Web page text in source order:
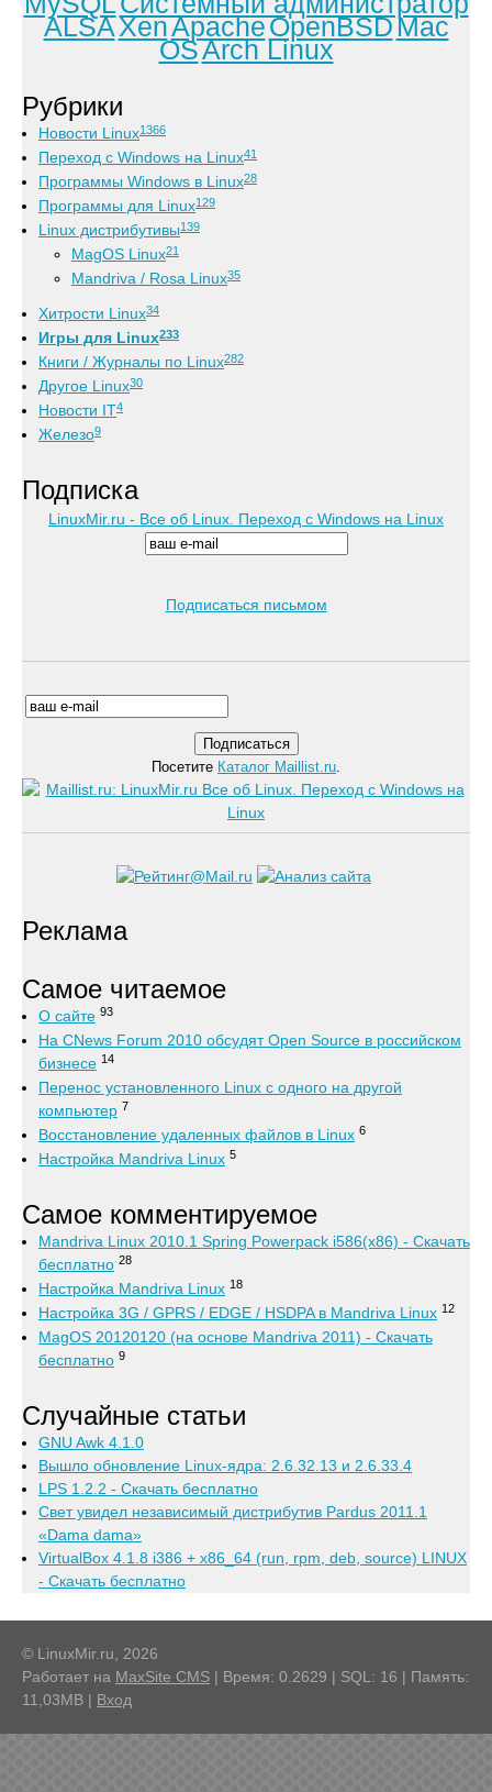
ALSAXenApacheOpenBSDMac
OSArch Linux
Рубрики
Новости Linux1366
Переход с Windows на Linux41
Программы Windows в Linux28
Программы для Linux129
Linux дистрибутивы139
MagOS Linux21
Mandriva / Rosa Linux35
Хитрости Linux34
Игры для Linux233
Книги / Журналы по Linux282
Другое Linux30
Новости IT4
Железо9
Подписка
LinuxMir.ru - Все об Linux. Переход с Windows на Linux
Подписаться письмом
Посетите Каталог Maillist.ru.
Реклама
Самое читаемое
О сайте 93
На CNews Forum 2010 обсудят Open Source в российском
бизнесе 14
Перенос установленного Linux с одного на другой
компьютер 7
Восстановление удаленных файлов в Linux 6
Настройка Mandriva Linux 5
Самое комментируемое
Mandriva Linux 2010.1 Spring Powerpack i586(x86) - Скачать
бесплатно 28
Настройка Mandriva Linux 18
Настройка 3G / GPRS / EDGE / HSDPA в Mandriva Linux 12
MagOS 20120120 (на основе Mandriva 2011) - Скачать
бесплатно 9
Случайные статьи
GNU Awk 4.1.0
Вышло обновление Linux-ядра: 2.6.32.13 и 2.6.33.4
LPS 1.2.2 - Скачать бесплатно
Свет увидел независимый дистрибутив Pardus 2011.1
«Dama dama»
VirtualBox 4.1.8 i386 + x86_64 (run, rpm, deb, source) LINUX
- Скачать бесплатно
© LinuxMir.ru, 2026
Работает на MaxSite CMS | Время: 0.2629 | SQL: 16 | Память:
11,03MB | Вход